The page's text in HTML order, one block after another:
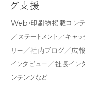
作・
グ支援
Web・印刷物掲載コン
／ステートメント／キャ
リー／社内ブログ／広
インタビュー／社長イン
ンテンツなど